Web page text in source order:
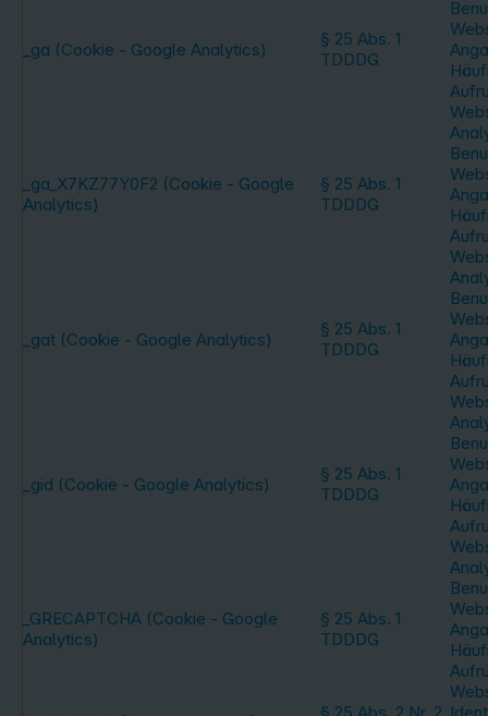
_ga (Cookie - Google Analytics)
§ 25 Abs. 1
TDDDG
_ga_X7KZ77Y0F2 (Cookie - Google
Analytics)
§ 25 Abs. 1
TDDDG
_gat (Cookie - Google Analytics)
§ 25 Abs. 1
TDDDG
_gid (Cookie - Google Analytics)
§ 25 Abs. 1
TDDDG
_GRECAPTCHA (Cookie - Google
Analytics)
§ 25 Abs. 1
TDDDG